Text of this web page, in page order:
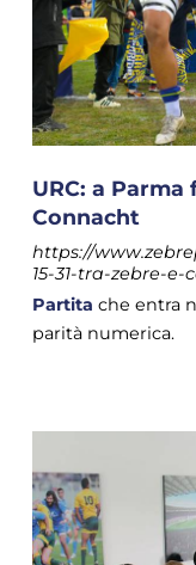
URC: a Parma
Connacht
https://
15-31-tra-zebre-
Partita che entra
parità numerica.